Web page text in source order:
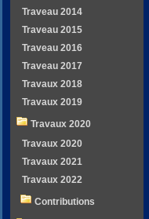
Traveau 2014
Traveau 2015
Traveau 2016
Traveau 2017
Travaux 2018
Travaux 2019
Travaux 2020
Travaux 2020
Travaux 2021
Travaux 2022
Contributions